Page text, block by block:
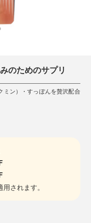
のためのサプリ
ミン）・すっぽんを贅沢配合
されます。